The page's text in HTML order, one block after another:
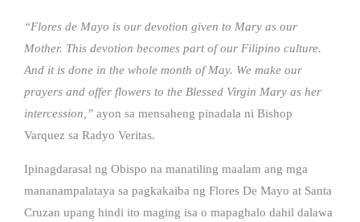
“Flores de Mayo is our devotion given to Mary as our
Mother. This devotion becomes part of our Filipino culture.
And it is done in the whole month of May. We make our
prayers and offer flowers to the Blessed Virgin Mary as her
intercession,” ayon sa mensaheng pinadala ni Bishop
Varquez sa Radyo Veritas.
Ipinagdarasal ng Obispo na manatiling maalam ang mga
mananampalataya sa pagkakaiba ng Flores De Mayo at Santa
Cruzan upang hindi ito maging isa o mapaghalo dahil dalawa